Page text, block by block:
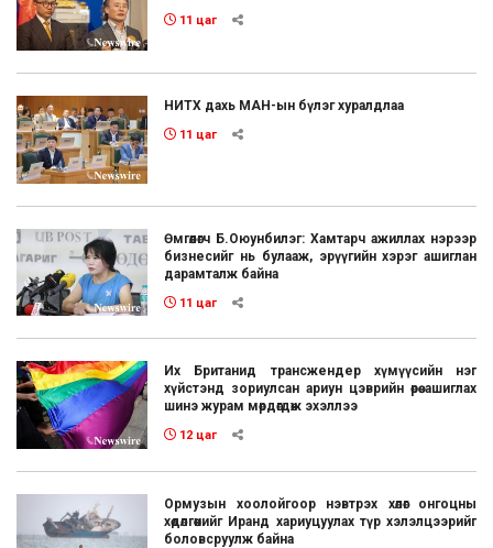
11 цаг
НИТХ дахь МАН-ын бүлэг хуралдлаа
11 цаг
Өмгөөлөгч Б.Оюунбилэг: Хамтарч ажиллах нэрээр
бизнесийг нь булааж, эрүүгийн хэрэг ашиглан
дарамталж байна
11 цаг
Их Британид трансжендер хүмүүсийн нэг
хүйстэнд зориулсан ариун цэврийн өрөө ашиглах
шинэ журам мөрдөгдөж эхэллээ
12 цаг
Ормузын хоолойгоор нэвтрэх хөлөг онгоцны
хөдөлгөөнийг Иранд хариуцуулах түр хэлэлцээрийг
боловсруулж байна